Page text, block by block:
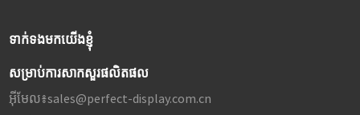
ទាក់ទងមកយើងខ្ញុំ
សម្រាប់ការសាកសួរផលិតផល
អ៊ីមែល៖sales@perfect-display.com.cn